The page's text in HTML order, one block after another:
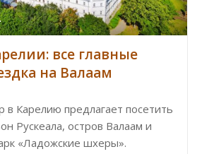
все главные
на Валаам
в Карелию предлагает посетить
Рускеала, остров Валаам и
«Ладожские шхеры».